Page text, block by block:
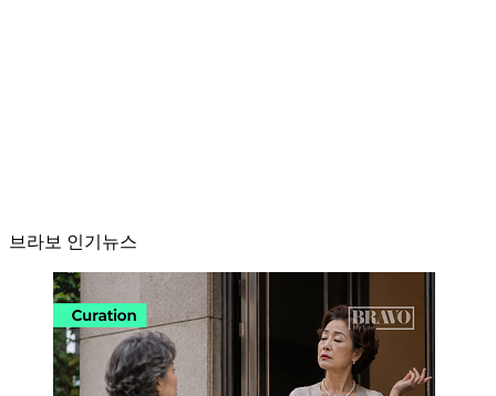
브라보 인기뉴스